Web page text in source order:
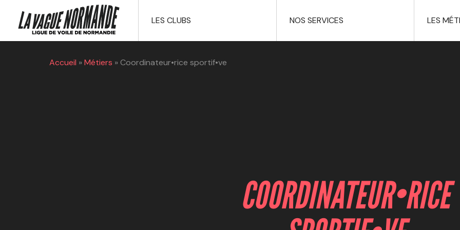
LES CLUBS NOS SERVICES LES
Accueil »Métiers »Coordinateur•rice sportif•ve
COORDINATEUR•RICE